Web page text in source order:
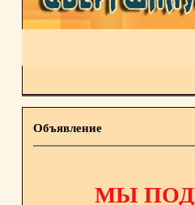
Объявление
МЫ